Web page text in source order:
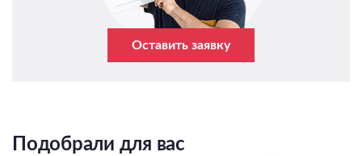
Оставить заявку
Подобрали для вас